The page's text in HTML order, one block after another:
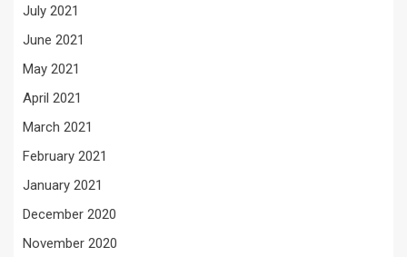
July 2021
June 2021
May 2021
April 2021
March 2021
February 2021
January 2021
December 2020
November 2020